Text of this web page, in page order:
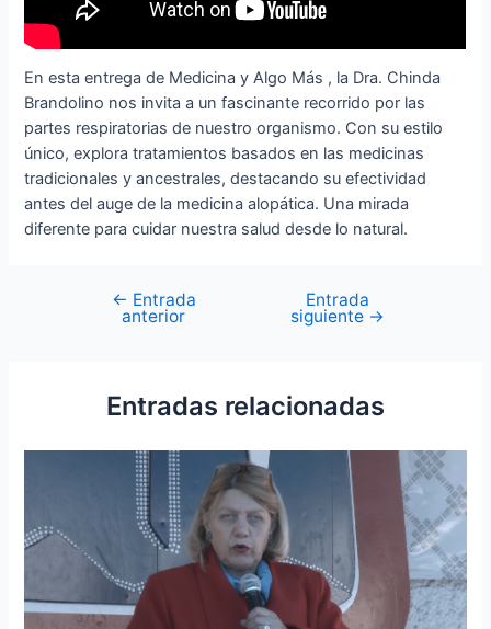
En esta entrega de Medicina y Algo Más , la Dra. Chinda
Brandolino nos invita a un fascinante recorrido por las
partes respiratorias de nuestro organismo. Con su estilo
único, explora tratamientos basados ​​en las medicinas
tradicionales y ancestrales, destacando su efectividad
antes del auge de la medicina alopática. Una mirada
diferente para cuidar nuestra salud desde lo natural.
← Entrada
anterior
Entrada
siguiente →
Entradas relacionadas